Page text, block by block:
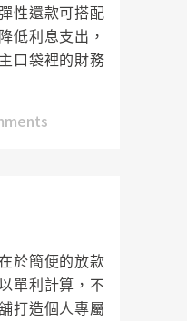
性還款可搭配
低利息支出，
口袋裡的財務
於簡便的放款
單利計算，不
打造個人專屬